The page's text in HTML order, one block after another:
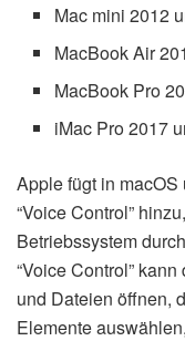
Mac mini 2012
MacBook Air
MacBook Pro
iMac Pro 2017
Apple fügt in
“Voice Control”
Betriebssystem
“Voice Control”
und Dateien öffnen,
Elemente